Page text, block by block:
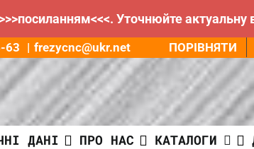
Уточнюйте
63 | frezycnc@ukr.net ПОРІВНЯТИ
ДАНІ ПРО НАС КАТАЛОГИ